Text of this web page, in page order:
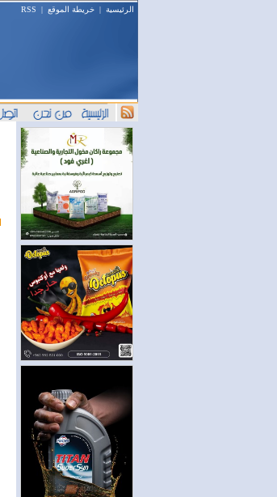
الرئيسية | خريطة الموقع |
RSS